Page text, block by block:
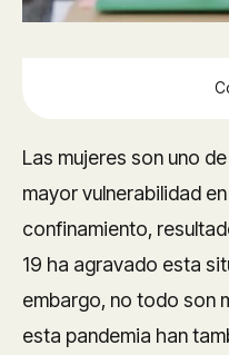
Las mujeres son uno
mayor vulnerabilidad
confinamiento,
19 ha agravado esta
embargo, no todo son
esta pandemia han